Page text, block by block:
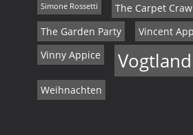
Simone Rossetti
The Carpet
The Garden Party
Vincent
Vinny Appice
Vogtland
Weihnachten